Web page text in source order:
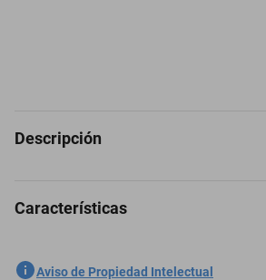
Descripción
Volante Universal 13 In Studebaker
Características
SKU
Aviso de Propiedad Intelectual